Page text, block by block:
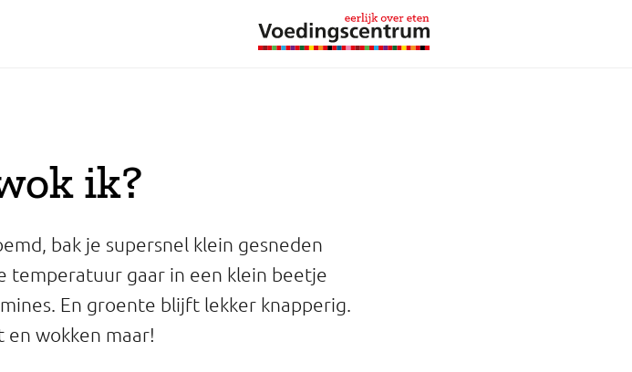
ik?
bak je supersnel klein gesneden
temperatuur gaar in een klein beetje
En groente blijft lekker knapperig.
en wokken maar!